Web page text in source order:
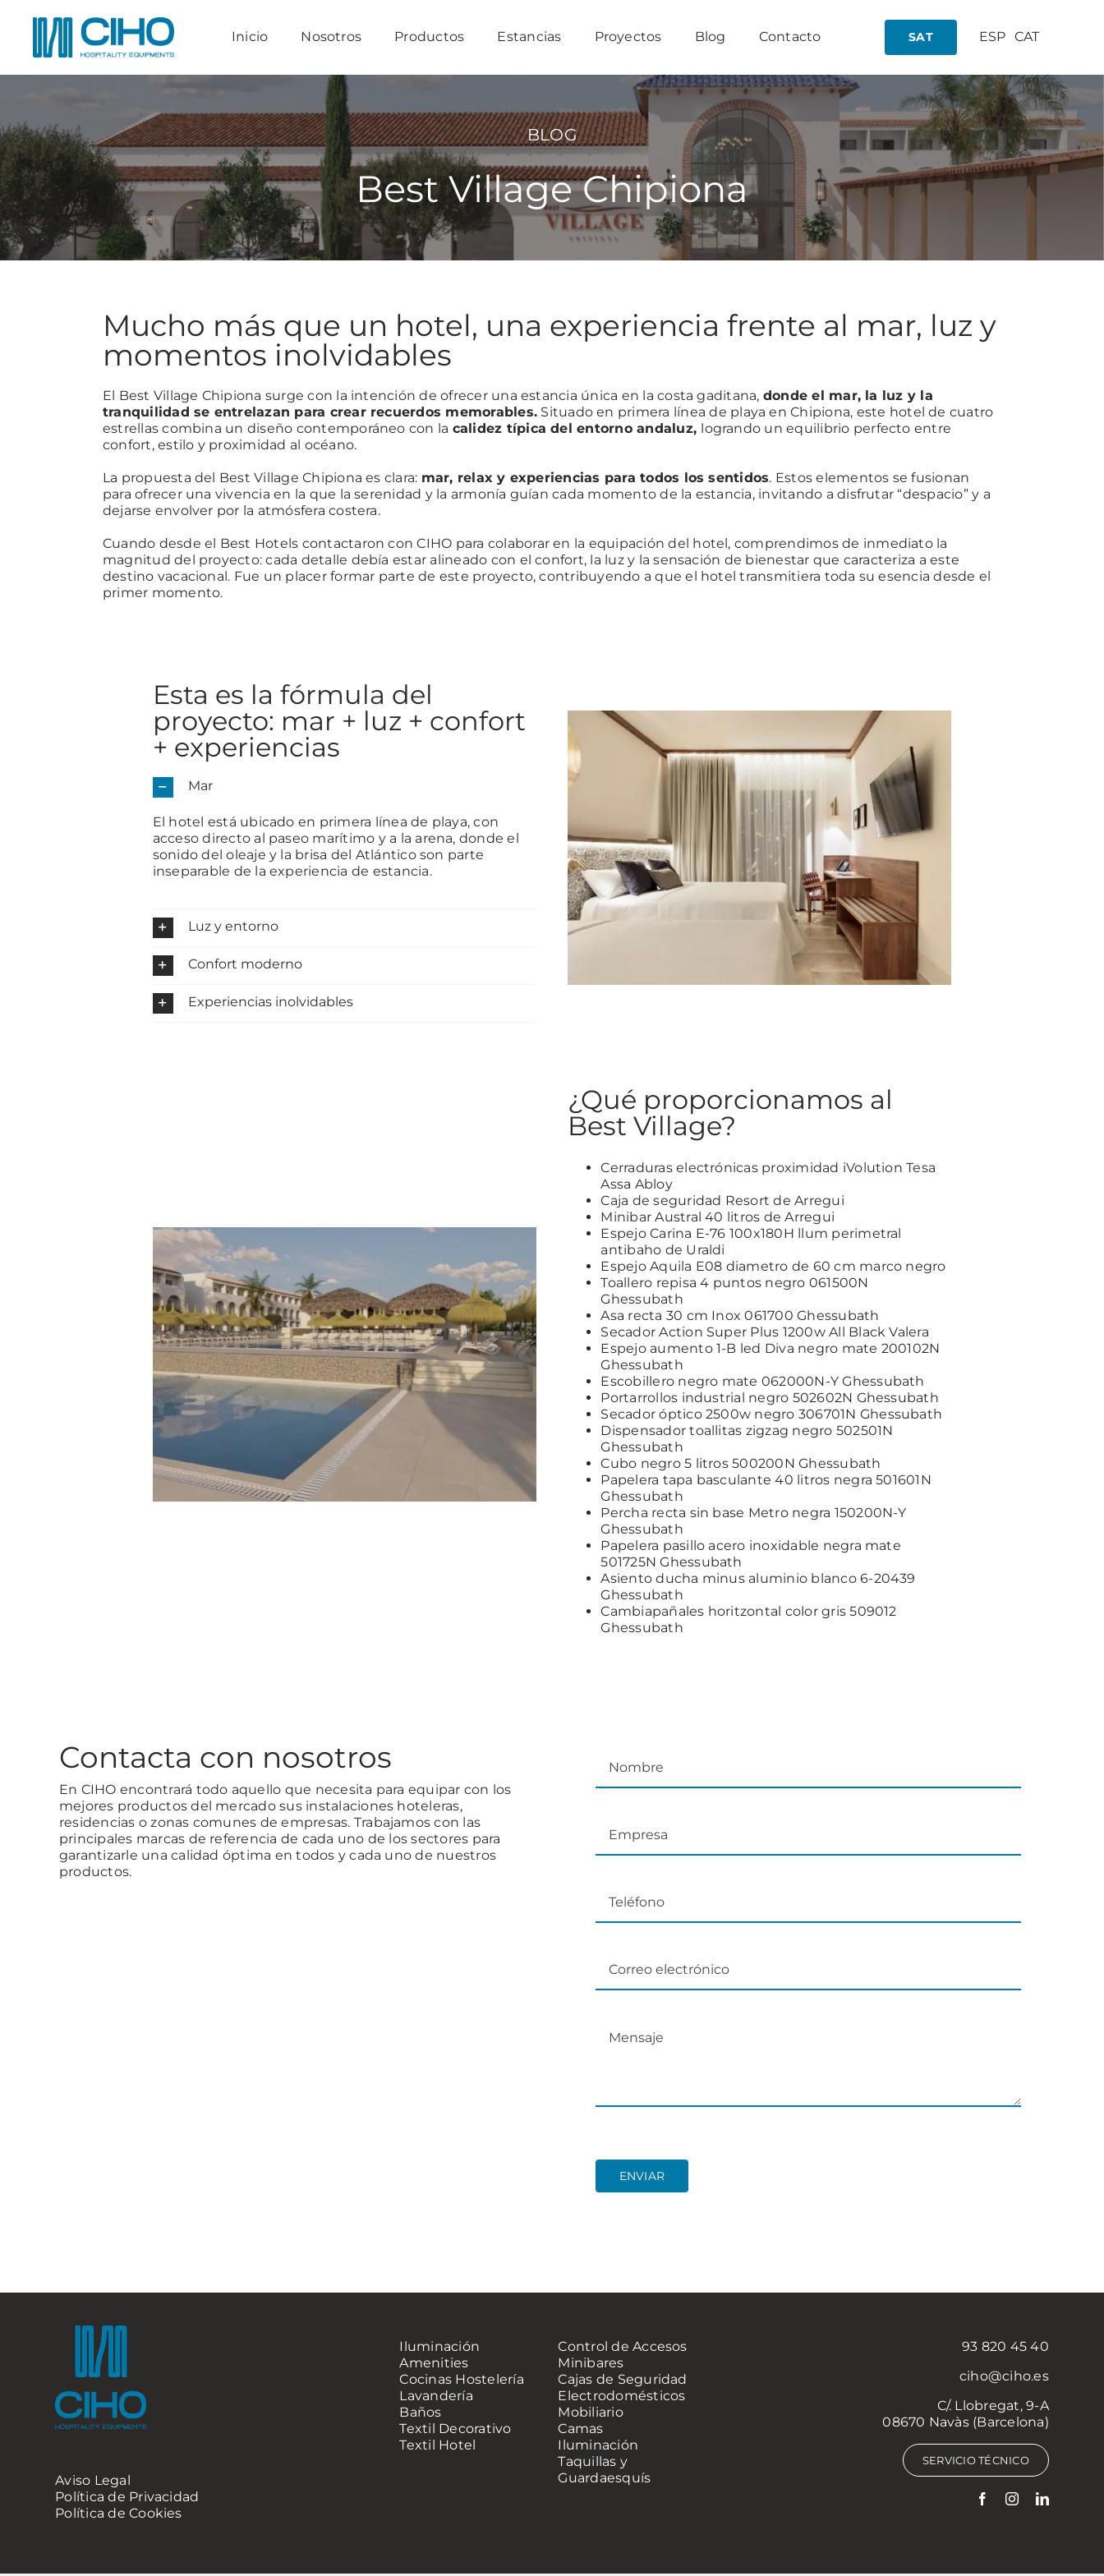
contenido
Inicio Nosotros Productos Estancias Proyectos Blog Contacto SAT ESP CAT
BLOG
Best Village Chipiona
Mucho más que un hotel, una experiencia frente al mar, luz y
momentos inolvidables
El Best Village Chipiona surge con la intención de ofrecer una estancia única en la costa gaditana, donde el mar, la luz y la
tranquilidad se entrelazan para crear recuerdos memorables. Situado en primera línea de playa en Chipiona, este hotel de cuatro
estrellas combina un diseño contemporáneo con la calidez típica del entorno andaluz, logrando un equilibrio perfecto entre
confort, estilo y proximidad al océano.
La propuesta del Best Village Chipiona es clara: mar, relax y experiencias para todos los sentidos. Estos elementos se fusionan
para ofrecer una vivencia en la que la serenidad y la armonía guían cada momento de la estancia, invitando a disfrutar “despacio” y a
dejarse envolver por la atmósfera costera.
Cuando desde el Best Hotels contactaron con CIHO para colaborar en la equipación del hotel, comprendimos de inmediato la
magnitud del proyecto: cada detalle debía estar alineado con el confort, la luz y la sensación de bienestar que caracteriza a este
destino vacacional. Fue un placer formar parte de este proyecto, contribuyendo a que el hotel transmitiera toda su esencia desde el
primer momento.
Esta es la fórmula del
proyecto: mar + luz + confort
+ experiencias
Mar
El hotel está ubicado en primera línea de playa, con
acceso directo al paseo marítimo y a la arena, donde el
sonido del oleaje y la brisa del Atlántico son parte
inseparable de la experiencia de estancia.
Luz y entorno
Confort moderno
Experiencias inolvidables
¿Qué proporcionamos al
Best Village?
Cerraduras electrónicas proximidad iVolution Tesa
Assa Abloy
Caja de seguridad Resort de Arregui
Minibar Austral 40 litros de Arregui
Espejo Carina E-76 100x180H llum perimetral
antibaho de Uraldi
Espejo Aquila E08 diametro de 60 cm marco negro
Toallero repisa 4 puntos negro 061500N
Ghessubath
Asa recta 30 cm Inox 061700 Ghessubath
Secador Action Super Plus 1200w All Black Valera
Espejo aumento 1-B led Diva negro mate 200102N
Ghessubath
Escobillero negro mate 062000N-Y Ghessubath
Portarrollos industrial negro 502602N Ghessubath
Secador óptico 2500w negro 306701N Ghessubath
Dispensador toallitas zigzag negro 502501N
Ghessubath
Cubo negro 5 litros 500200N Ghessubath
Papelera tapa basculante 40 litros negra 501601N
Ghessubath
Percha recta sin base Metro negra 150200N-Y
Ghessubath
Papelera pasillo acero inoxidable negra mate
501725N Ghessubath
Asiento ducha minus aluminio blanco 6-20439
Ghessubath
Cambiapañales horitzontal color gris 509012
Ghessubath
Contacta con nosotros
En CIHO encontrará todo aquello que necesita para equipar con los
mejores productos del mercado sus instalaciones hoteleras,
residencias o zonas comunes de empresas. Trabajamos con las
principales marcas de referencia de cada uno de los sectores para
garantizarle una calidad óptima en todos y cada uno de nuestros
productos.
ENVIAR
Aviso Legal
Política de Privacidad
Política de Cookies
Iluminación
Amenities
Cocinas Hostelería
Lavandería
Baños
Textil Decorativo
Textil Hotel
Control de Accesos
Minibares
Cajas de Seguridad
Electrodomésticos
Mobiliario
Camas
Iluminación
Taquillas y
Guardaesquís
93 820 45 40
ciho@ciho.es
C/. Llobregat, 9-A
08670 Navàs (Barcelona)
SERVICIO TÉCNICO